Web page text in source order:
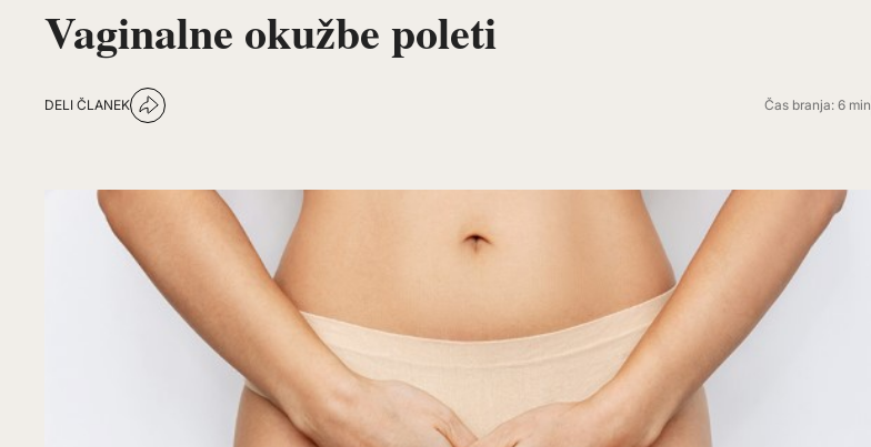
Vaginalne okužbe poleti
DELI ČLANEK Čas branja: 6 min